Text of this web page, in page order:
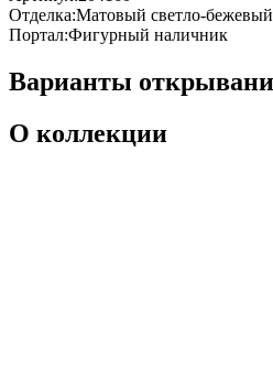
Отделка:Матовый светло-бежевый
Портал:Фигурный наличник
Варианты
О коллекции